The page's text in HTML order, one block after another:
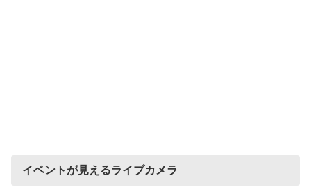
イベントが見えるライブカメラ